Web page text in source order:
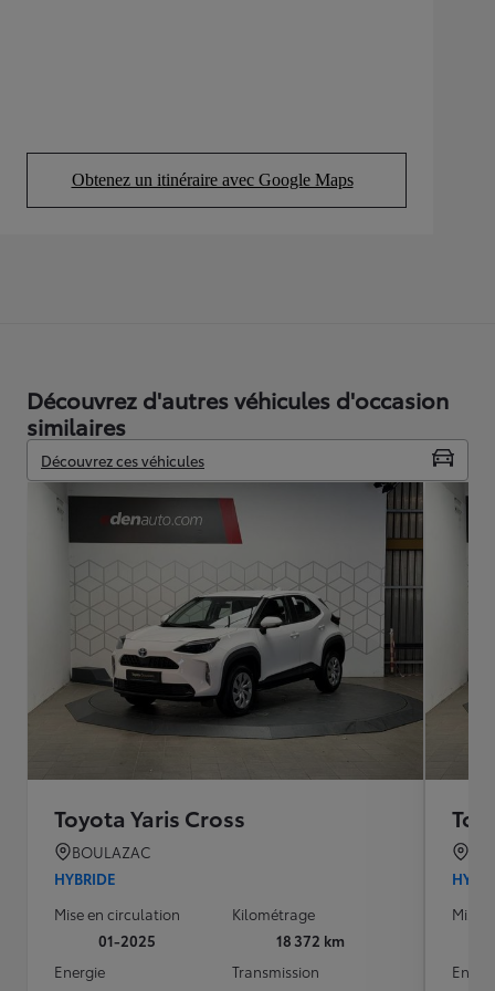
Obtenez un itinéraire avec Google Maps
(Opens in new tab)
Découvrez d'autres véhicules d'occasion
similaires
Découvrez ces véhicules
Toyota Yaris Cross
BOULAZAC
HYBRIDE
Mise en circulation
01-2025
Kilométrage
18 372 km
Energie
Transmission
Mise